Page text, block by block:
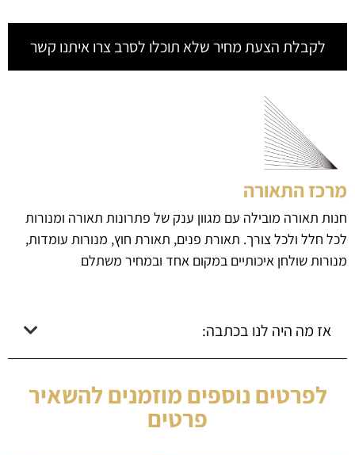
לקבלת הצעת מחיר שלא תוכלו לסרב צרו איתנו קשר
מרכז התאורה
חנות תאורה מובילה עם מגוון ענק של פתרונות תאורה ומנורות
לכל חלל ולכל צורך. תאורת פנים, תאורת חוץ, מנורות עומדות,
מנורות שולחן איכותיים במקום אחד ובמחיר משתלם
אז מה היה לנו בכתבה:
לפרטים נוספים מוזמנים להשאיר
פרטים